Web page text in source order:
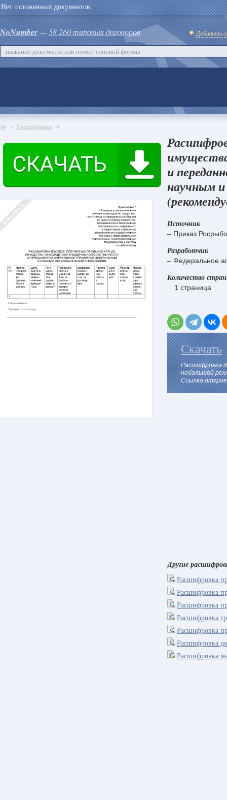
Нет отложенных документов.
NoNumber—58 260 типовых договоров Добавить
№ Расшифровки
и
научным
Источник
– Приказ
Разработчик
– Федеральное
Количество
1 страница
Скачать
Расшифровка
небольшой
Ссылка
Другие
Расшифровка
Расшифровка
Расшифровка
Расшифровка
Расшифровка
Расшифровка
Расшифровка